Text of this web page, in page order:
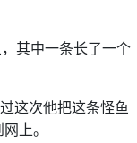
其中一条长了一个
这次他把这条怪鱼
上。